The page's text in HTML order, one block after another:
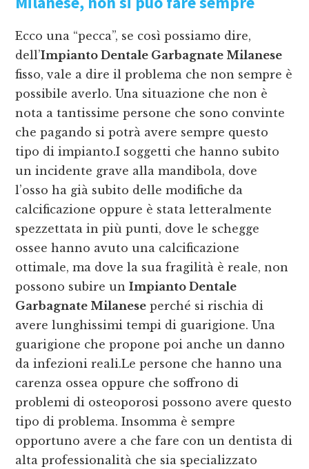
Ecco una “pecca”, se così possiamo dire,
dell’Impianto Dentale Garbagnate Milanese
fisso, vale a dire il problema che non sempre è
possibile averlo. Una situazione che non è
nota a tantissime persone che sono convinte
che pagando si potrà avere sempre questo
tipo di impianto.I soggetti che hanno subito
un incidente grave alla mandibola, dove
l’osso ha già subito delle modifiche da
calcificazione oppure è stata letteralmente
spezzettata in più punti, dove le schegge
ossee hanno avuto una calcificazione
ottimale, ma dove la sua fragilità è reale, non
possono subire unImpianto Dentale
Garbagnate Milanese perché si rischia di
avere lunghissimi tempi di guarigione. Una
guarigione che propone poi anche un danno
da infezioni reali.Le persone che hanno una
carenza ossea oppure che soffrono di
problemi di osteoporosi possono avere questo
tipo di problema. Insomma è sempre
opportuno avere a che fare con un dentista di
alta professionalità che sia specializzato